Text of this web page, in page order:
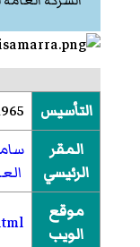
التأسيس
المقر
الرئيسي
موقع
الويب